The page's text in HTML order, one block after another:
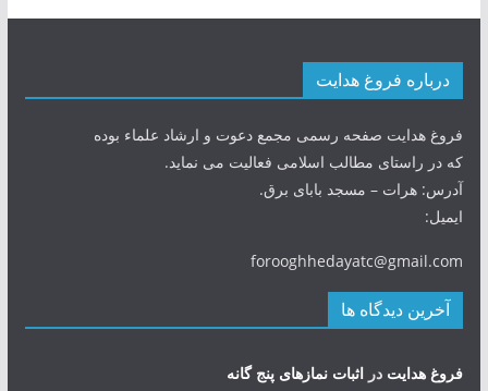
درباره فروغ هدایت
فروغ هدایت صفحه رسمی مجمع دعوت و ارشاد علماء بوده
که در راستای مطالب اسلامی فعالیت می نماید.
آدرس: هرات – مسجد بابای برق.
ایمیل:
forooghhedayatc@gmail.com
آخرین دیدگاه ها
فروغ هدایت در اثبات نمازهای پنج گانه